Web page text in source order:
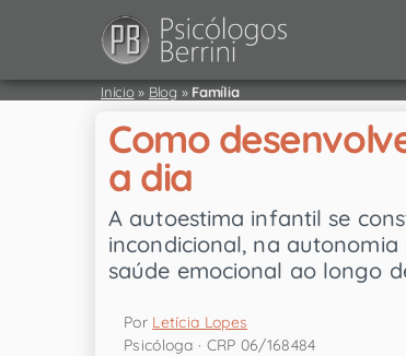
Início» Blog» Família
Como
a dia
A autoestima infantil se
incondicional, na autonomia
saúde emocional ao longo
Por Letícia Lopes
Psicóloga · CRP 06/168484